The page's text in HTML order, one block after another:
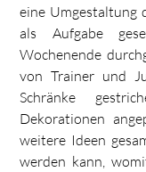
eine Umgestaltung
als Aufgabe
Wochenende
von Trainer und
Schränke
Dekorationen
weitere Ideen
werden kann,